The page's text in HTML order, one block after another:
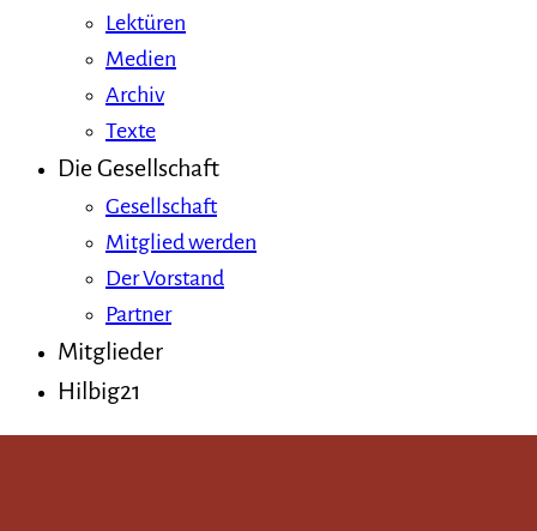
Lektüren
Medien
Archiv
Texte
Die Gesellschaft
Gesellschaft
Mitglied werden
Der Vorstand
Partner
Mitglieder
Hilbig21